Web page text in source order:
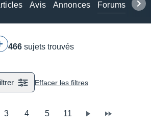
Avis Annonces Forums
466 sujets trouvés
Effacer les filtres
3 4 5 11